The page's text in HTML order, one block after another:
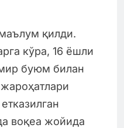
қилди.
кўра, 16 ёшли
буюм билан
воқеа жойида